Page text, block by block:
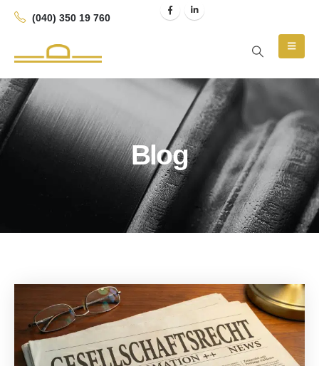
(040) 350 19 760
Blog
Blog Archive